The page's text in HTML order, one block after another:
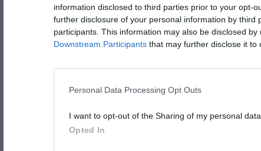
information disclosed to third parties prior to your opt-
further disclosure of your personal information by third
participants. This information may also be disclosed
Downstream Participants that may further disclose it to
Personal Data Processing Opt Outs
I want to opt-out of the Sharing of my personal data.
Opted In
ad